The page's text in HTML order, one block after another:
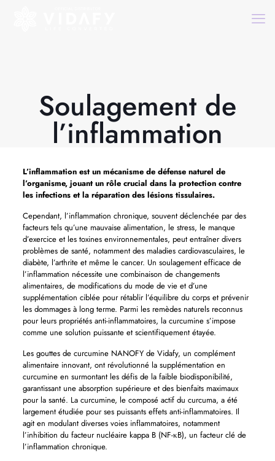
Soulagement de
l’inflammation
L’inflammation est un mécanisme de défense naturel de
l’organisme, jouant un rôle crucial dans la protection contre
les infections et la réparation des lésions tissulaires.
Cependant, l’inflammation chronique, souvent déclenchée par des
facteurs tels qu’une mauvaise alimentation, le stress, le manque
d’exercice et les toxines environnementales, peut entraîner divers
problèmes de santé, notamment des maladies cardiovasculaires, le
diabète, l’arthrite et même le cancer. Un soulagement efficace de
l’inflammation nécessite une combinaison de changements
alimentaires, de modifications du mode de vie et d’une
supplémentation ciblée pour rétablir l’équilibre du corps et prévenir
les dommages à long terme. Parmi les remèdes naturels reconnus
pour leurs propriétés anti-inflammatoires, la curcumine s’impose
comme une solution puissante et scientifiquement étayée.
Les gouttes de curcumine NANOFY de Vidafy, un complément
alimentaire innovant, ont révolutionné la supplémentation en
curcumine en surmontant les défis de la faible biodisponibilité,
garantissant une absorption supérieure et des bienfaits maximaux
pour la santé. La curcumine, le composé actif du curcuma, a été
largement étudiée pour ses puissants effets anti-inflammatoires. Il
agit en modulant diverses voies inflammatoires, notamment
l’inhibition du facteur nucléaire kappa B (NF-κB), un facteur clé de
l’inflammation chronique.